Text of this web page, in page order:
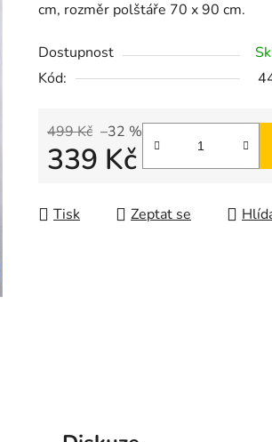
cm, rozměr polštáře 70 x 90 cm.
Dostupnost
Kód:
499 Kč –32 %
339 Kč
Tisk Zeptat se